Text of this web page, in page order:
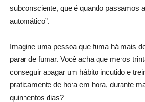
subconsciente, que é quando passamos
automático”.
Imagine uma pessoa que fuma há mais
parar de fumar. Você acha que meros
conseguir apagar um hábito incutido e
praticamente de hora em hora, durante
quinhentos dias?